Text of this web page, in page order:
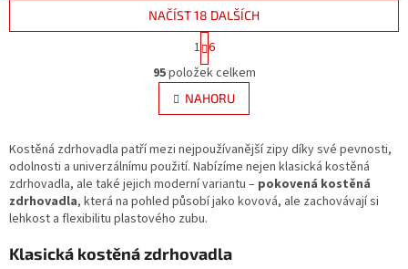
O
v
l
á
a
c
í
p
r
k
NAČÍST 18 DALŠÍCH
S
t
r
á
n
k
v
á
n
í
1 6
95položek celkem
NAHORU
Kostěná zdrhovadla patří mezi nejpoužívanější zipy díky své pevnosti,
odolnosti a univerzálnímu použití. Nabízíme nejen klasická kostěná
zdrhovadla, ale také jejich moderní variantu – pokovená kostěná
zdrhovadla, která na pohled působí jako kovová, ale zachovávají si
lehkost a flexibilitu plastového zubu.
Klasická kostěná zdrhovadla